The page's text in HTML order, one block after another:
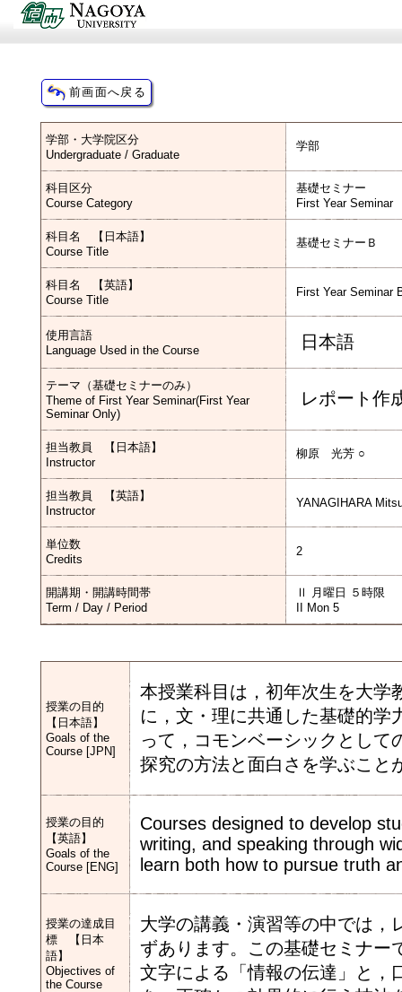
学部・大学院区分
Undergraduate / Graduate
学部
科目区分
Course Category
基礎セミナー
First Year Seminar
科目名 【日本語】
Course Title
基礎セミナーＢ
科目名 【英語】
Course Title
First Year Seminar
使用言語
Language Used in the Course
日本語
テーマ（基礎セミナーのみ）
Theme of First Year Seminar(First Year
Seminar Only)
レポート作
担当教員 【日本語】
Instructor
柳原 光芳 ○
担当教員 【英語】
Instructor
YANAGIHARA
単位数
Credits
2
開講期・開講時間帯
Term / Day / Period
Ⅱ 月曜日 ５時限
II Mon 5
授業の目的
【日本語】
Goals of the
Course [JPN]
本授業科目は，初年次生を大学
に，文・理に共通した基礎的学
って，コモンベーシックとし
探究の方法と面白さを学ぶこと
授業の目的
【英語】
Goals of the
Course [ENG]
Courses designed to develop
writing, and speaking through
learn both how to pursue truth
授業の達成目
標 【日本
語】
Objectives of
the Course
大学の講義・演習等の中では，
ずあります。この基礎セミナー
文字による「情報の伝達」と，